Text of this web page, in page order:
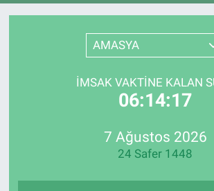
AMASYA
İMSAK VAKTINE KALAN
06:14:17
7 Ağustos 2026
24 Safer 1448
Süper Lig Puan Durumu ve
Son Dakika Haberleri